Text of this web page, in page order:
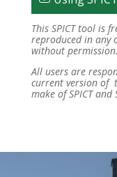
This SPICT tool is
reproduced in any
without permission.
All users are
current version of
make of SPICT and